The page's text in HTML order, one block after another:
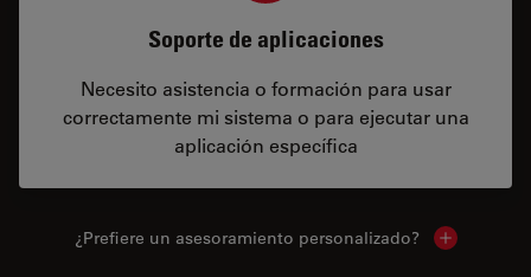
Soporte de aplicaciones
Necesito asistencia o formación para usar
correctamente mi sistema o para ejecutar una
aplicación específica
¿Prefiere un asesoramiento personalizado? Show local